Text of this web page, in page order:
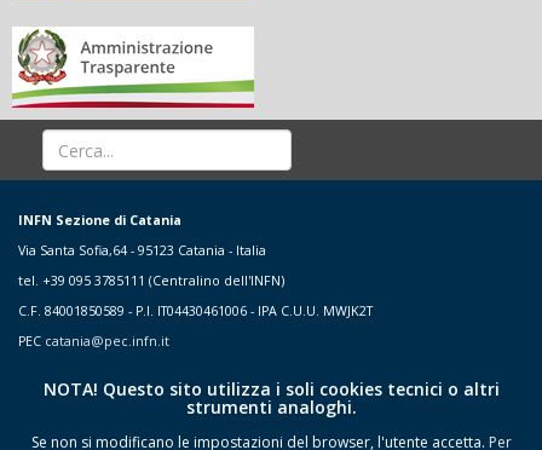
INFN Sezione di Catania
Via Santa Sofia,64 - 95123 Catania - Italia
tel. +39 095 3785111 (Centralino dell'INFN)
C.F. 84001850589 - P.I. IT04430461006 - IPA C.U.U. MWJK2T
PEC catania@pec.infn.it
NOTA! Questo sito utilizza i soli cookies tecnici o altri
strumenti analoghi.
Se non si modificano le impostazioni del browser, l'utente accetta. Per